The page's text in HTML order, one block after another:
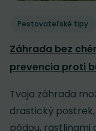
Pestovateľské tipy
Záhrada bez
prevencia proti
Tvoja záhrada
drastický
pôdou, rastlinami